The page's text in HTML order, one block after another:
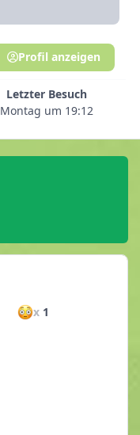
Letzter Besuch
Montag um 19:12
Profil anzeigen
x 1